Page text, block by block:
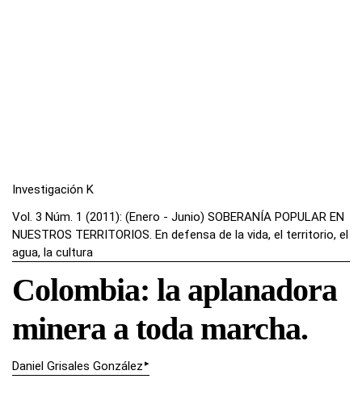
Investigación K
Vol. 3 Núm. 1 (2011): (Enero - Junio) SOBERANÍA POPULAR EN
NUESTROS TERRITORIOS. En defensa de la vida, el territorio, el
agua, la cultura
Colombia: la aplanadora
minera a toda marcha.
Daniel Grisales González ▸